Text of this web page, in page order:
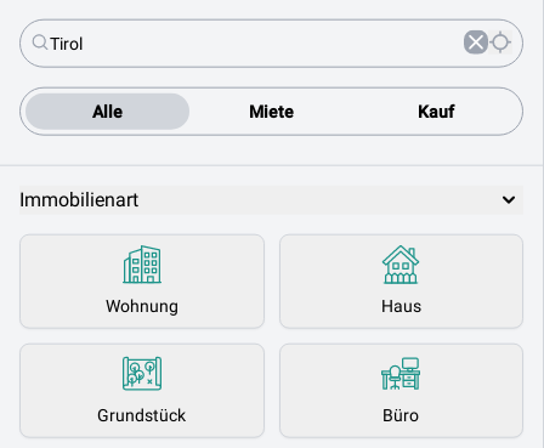
Alle Miete Kauf
Immobilienart
Wohnung Haus
Grundstück Büro